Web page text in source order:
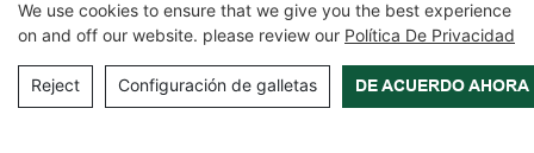
Envolver Cojines
Inflables De Aire De 20
X 7 Cm. Material De
Embalaje.
Mm, Material De
Embalaje Inflable
We use cookies to ensure that we give you the best experience
on and off our website. please review our Política De Privacidad
Reject Configuración de galletas DE ACUERDO AHORA